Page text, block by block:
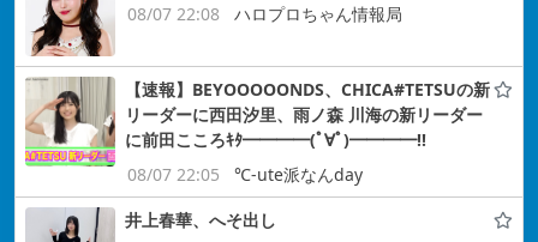
08/07 22:08
ハロプロちゃん情報局
【速報】BEYOOOOONDS、CHICA#TETSUの新
リーダーに西田汐里、雨ノ森 川海の新リーダー
に前田こころｷﾀ━━━━(ﾟ∀ﾟ)━━━━!!
08/07 22:05
℃-ute派なんday
井上春華、へそ出し